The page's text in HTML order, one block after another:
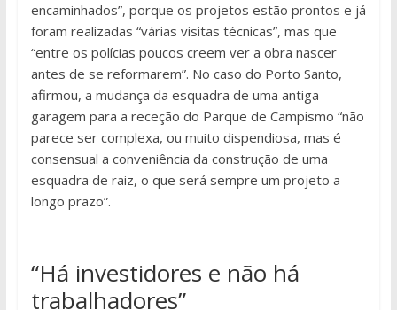
encaminhados”, porque os projetos estão prontos e já
foram realizadas “várias visitas técnicas”, mas que
“entre os polícias poucos creem ver a obra nascer
antes de se reformarem”. No caso do Porto Santo,
afirmou, a mudança da esquadra de uma antiga
garagem para a receção do Parque de Campismo “não
parece ser complexa, ou muito dispendiosa, mas é
consensual a conveniência da construção de uma
esquadra de raiz, o que será sempre um projeto a
longo prazo”.
“Há investidores e não há
trabalhadores”